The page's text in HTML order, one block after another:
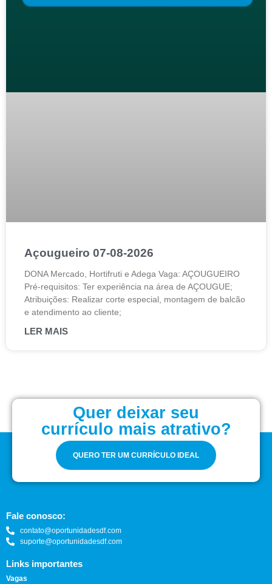
Açougueiro 07-08-2026
DONA Mercado, Hortifruti e Adega Vaga: AÇOUGUEIRO
Pré-requisitos: Ter experiência na área de AÇOUGUE;
Atribuições: Realizar corte especial, montagem de balcão
e atendimento ao cliente;
LER MAIS
Quer deixar seu
currículo mais atrativo?
QUERO TER UM CURRÍCULO IDEAL
Fale conosco:
contato@oportunidadesdf.com
suporte@oportunidadesdf.com
Links importantes
Vagas